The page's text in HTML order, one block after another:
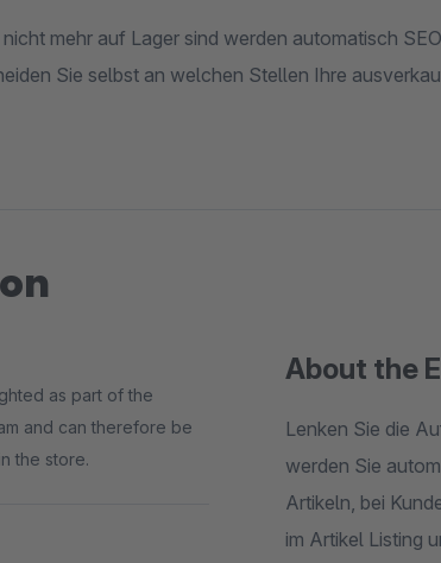
mehr auf Lager sind werden automatisch
Sie selbst an welchen Stellen Ihre
About the
Lenken Sie die
werden Sie
Artikeln, bei
im Artikel Listing
as part of the
and can therefore be
the store.